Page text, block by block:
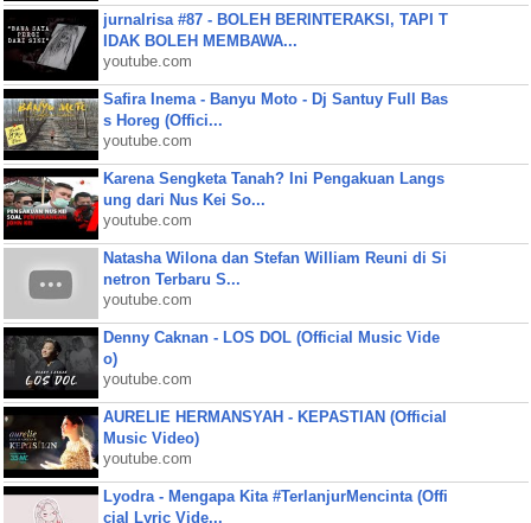
jurnalrisa #87 - BOLEH BERINTERAKSI, TAPI T
IDAK BOLEH MEMBAWA...
youtube.com
Safira Inema - Banyu Moto - Dj Santuy Full Bas
s Horeg (Offici...
youtube.com
Karena Sengketa Tanah? Ini Pengakuan Langs
ung dari Nus Kei So...
youtube.com
Natasha Wilona dan Stefan William Reuni di Si
netron Terbaru S...
youtube.com
Denny Caknan - LOS DOL (Official Music Vide
o)
youtube.com
AURELIE HERMANSYAH - KEPASTIAN (Official
Music Video)
youtube.com
Lyodra - Mengapa Kita #TerlanjurMencinta (Offi
cial Lyric Vide...